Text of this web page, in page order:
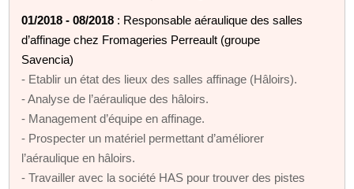
01/2018 - 08/2018 : Responsable aéraulique des salles
d’affinage chez Fromageries Perreault (groupe
Savencia)
- Etablir un état des lieux des salles affinage (Hâloirs).
- Analyse de l’aéraulique des hâloirs.
- Management d’équipe en affinage.
- Prospecter un matériel permettant d’améliorer
l’aéraulique en hâloirs.
- Travailler avec la société HAS pour trouver des pistes